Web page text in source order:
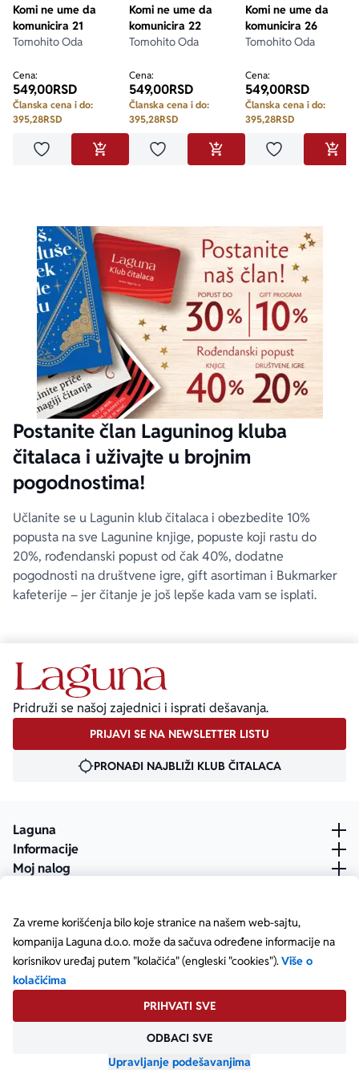
Za vreme korišćenja bilo koje stranice na našem web-sajtu,
kompanija Laguna d.o.o. može da sačuva određene informacije na
korisnikov uređaj putem "kolačića" (engleski "cookies").Više o
kolačićima
PRIHVATI SVE
ODBACI SVE
Upravljanje podešavanjima
Komi ne ume da
komunicira 21
Tomohito Oda
Cena:
549,00RSD
Članska cena i do:
395,28RSD
Dodaj u omiljeneDODAJ U KORPU
Komi ne ume da
komunicira 22
Tomohito Oda
Cena:
549,00RSD
Članska cena i do:
395,28RSD
Dodaj u omiljeneDODAJ U KORPU
Komi ne ume da
komunicira 26
Tomohito Oda
Cena:
549,00RSD
Članska cena i do:
395,28RSD
Dodaj u
Postanite član Laguninog kluba
čitalaca i uživajte u brojnim
pogodnostima!
Učlanite se u Lagunin klub čitalaca i obezbedite 10%
popusta na sve Lagunine knjige, popuste koji rastu do
20%, rođendanski popust od čak 40%, dodatne
pogodnosti na društvene igre, gift asortiman i Bukmarker
kafeterije – jer čitanje je još lepše kada vam se isplati.
Pridruži se našoj zajednici i isprati dešavanja.
PRIJAVI SE NA NEWSLETTER LISTU
PRONAĐI NAJBLIŽI KLUB ČITALACA
Laguna
Informacije
Moj nalog
Copyright © Laguna d.o.o. Starine Novaka 23, Beograd •
Matični broj: 17414844
Posetite našu Facebook stranicu
Posetite našu X stranicu
Posetite našu Instagram stranicu
Posetite naš YouTube
Posetite našu TikTok stranicu
Posetite našu LinkedIn stranicu